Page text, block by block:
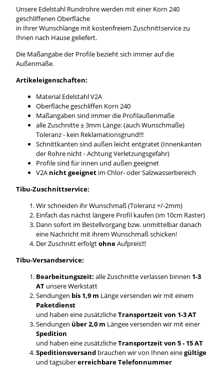
Unsere Edelstahl Rundrohre werden mit einer Korn 240
geschliffenen Oberfläche
in Ihrer Wunschlänge mit kostenfreiem Zuschnittservice zu
Ihnen nach Hause geliefert.
Die Maßangabe der Profile bezieht sich immer auf die
Außenmaße.
Artikeleigenschaften:
Material Edelstahl V2A
Oberfläche geschliffen Korn 240
Maßangaben sind immer die Profilaußenmaße
alle Zuschnitte ± 3mm Länge: (auch Wunschmaße)
Toleranz - kein Reklamationsgrund!!!
Schnittkanten sind außen leicht entgratet (Innenkanten
der Rohre nicht - Achtung Verletzungsgefahr)
Profile sind für innen und außen geeignet
V2A nicht geeignet im Chlor- oder Salzwasserbereich
Tibu-Zuschnittservice:
Wir schneiden ihr Wunschmaß (Toleranz +/-2mm)
Einfach das nächst längere Profil kaufen (im 10cm Raster)
Dann sofort im Bestellvorgang bzw. unmittelbar danach
eine Nachricht mit ihrem Wunschmaß schicken!
Der Zuschnitt erfolgtohneAufpreis!!!
Tibu-Versandservice:
Bearbeitungszeit: alle Zuschnitte verlassen binnen 1-3
AT unsere Werkstatt
Sendungen bis 1,9 m Länge versenden wir mit einem
Paketdienst
und haben eine zusätzlicheTransportzeit von 1-3 AT
Sendungen über 2,0 m Längee versenden wir mit einer
Spedition
und haben eine zusätzlicheTransportzeit von 5 - 15 AT
Speditionsversandbrauchen wir von Ihnen einegültige
und tagsübererreichbare Telefonnummer